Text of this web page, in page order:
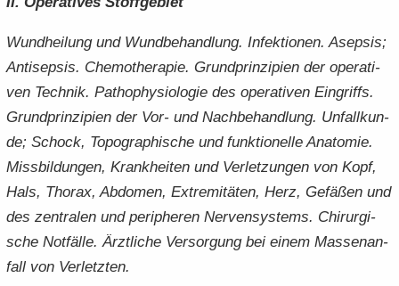
Wund­hei­lung und Wund­be­hand­lung. In­fek­tio­nen. Asep­sis;
An­ti­sep­sis. Che­mo­the­ra­pie. Grund­prin­zi­pi­en der ope­ra­ti­
ven Tech­nik. Pa­tho­phy­sio­lo­gie des ope­ra­ti­ven Ein­griffs.
Grund­prin­zi­pi­en der Vor- und Nach­be­hand­lung. Un­fall­kun­
de; Schock, To­po­gra­phi­sche und funk­tio­nel­le Ana­to­mie.
Miss­bil­dun­gen, Krank­hei­ten und Ver­let­zun­gen von Kopf,
Hals, Tho­rax, Ab­do­men, Ex­tre­mi­tä­ten, Herz, Ge­fä­ßen und
des zen­tra­len und pe­ri­phe­ren Ner­ven­sys­tems. Chir­ur­gi­
sche Not­fäl­le. Ärzt­li­che Ver­sor­gung bei einem Mas­sen­an­
fall von Ver­letz­ten.